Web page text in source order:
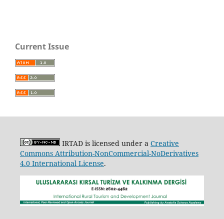
Current Issue
IRTAD is licensed under a Creative
Commons Attribution-NonCommercial-NoDerivatives
4.0 International License.